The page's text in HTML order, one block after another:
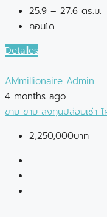
25.9 – 27.6 ตร.ม.
คอนโด
Detalles
AMmillionaire Admin
4 months ago
ขาย ขาย ลงทุนปล่อยเช่า
2,250,000บาท